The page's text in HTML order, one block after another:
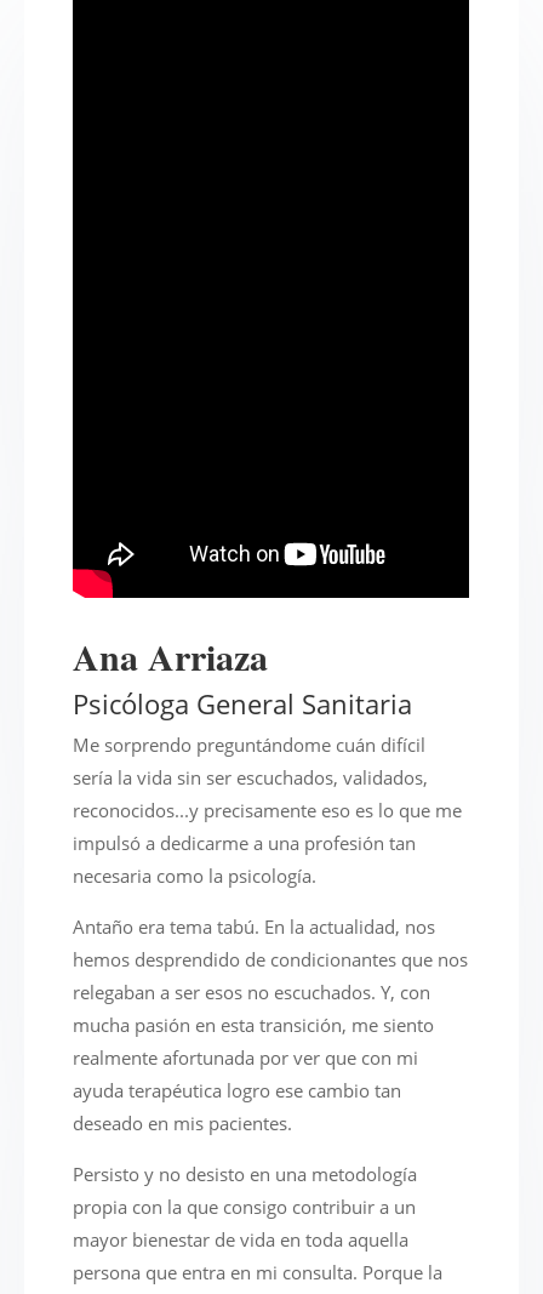
Ana Arriaza
Psicóloga General Sanitaria
Me sorprendo preguntándome cuán difícil
sería la vida sin ser escuchados, validados,
reconocidos...y precisamente eso es lo que me
impulsó a dedicarme a una profesión tan
necesaria como la psicología.
Antaño era tema tabú. En la actualidad, nos
hemos desprendido de condicionantes que nos
relegaban a ser esos no escuchados. Y, con
mucha pasión en esta transición, me siento
realmente afortunada por ver que con mi
ayuda terapéutica logro ese cambio tan
deseado en mis pacientes.
Persisto y no desisto en una metodología
propia con la que consigo contribuir a un
mayor bienestar de vida en toda aquella
persona que entra en mi consulta. Porque la